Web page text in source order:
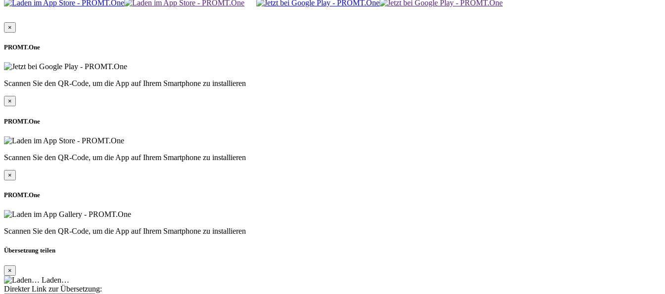
×
PROMT.One
Scannen Sie den QR-Code, um die App auf Ihrem Smartphone zu installieren
×
PROMT.One
Scannen Sie den QR-Code, um die App auf Ihrem Smartphone zu installieren
×
PROMT.One
Scannen Sie den QR-Code, um die App auf Ihrem Smartphone zu installieren
Übersetzung teilen
×
Laden…
Direkter Link zur Übersetzung: